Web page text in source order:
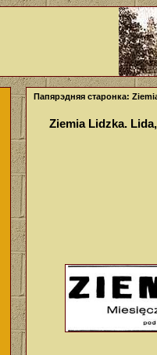
Папярэдняя старонка:
Ziemia Lidzka.